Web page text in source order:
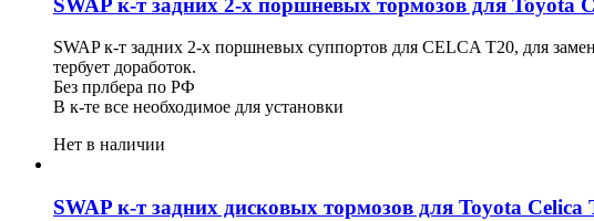
SWAP к-т задних 2-х поршневых суппортов для CELCA T20, для
тербует доработок.
Без прлбера по РФ
В к-те все необходимое для установки
Нет в наличии
SWAP к-т задних дисковых тормозов для Toyota Celica